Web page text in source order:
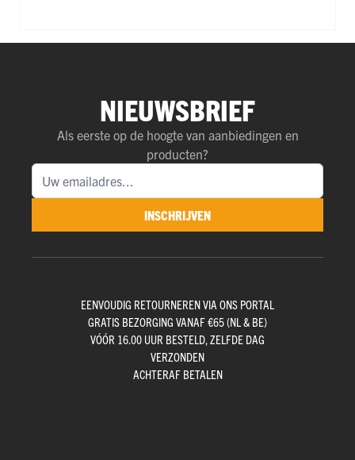
NIEUWSBRIEF
Als eerste op de hoogte van aanbiedingen en
producten?
INSCHRIJVEN
EENVOUDIG RETOURNEREN VIA ONS PORTAL
GRATIS BEZORGING VANAF €65 (NL & BE)
VÓÓR 16.00 UUR BESTELD, ZELFDE DAG
VERZONDEN
ACHTERAF BETALEN